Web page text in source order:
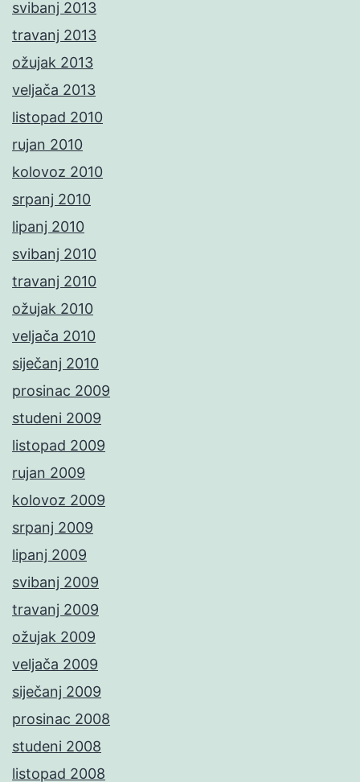
svibanj 2013
travanj 2013
ožujak 2013
veljača 2013
listopad 2010
rujan 2010
kolovoz 2010
srpanj 2010
lipanj 2010
svibanj 2010
travanj 2010
ožujak 2010
veljača 2010
siječanj 2010
prosinac 2009
studeni 2009
listopad 2009
rujan 2009
kolovoz 2009
srpanj 2009
lipanj 2009
svibanj 2009
travanj 2009
ožujak 2009
veljača 2009
siječanj 2009
prosinac 2008
studeni 2008
listopad 2008